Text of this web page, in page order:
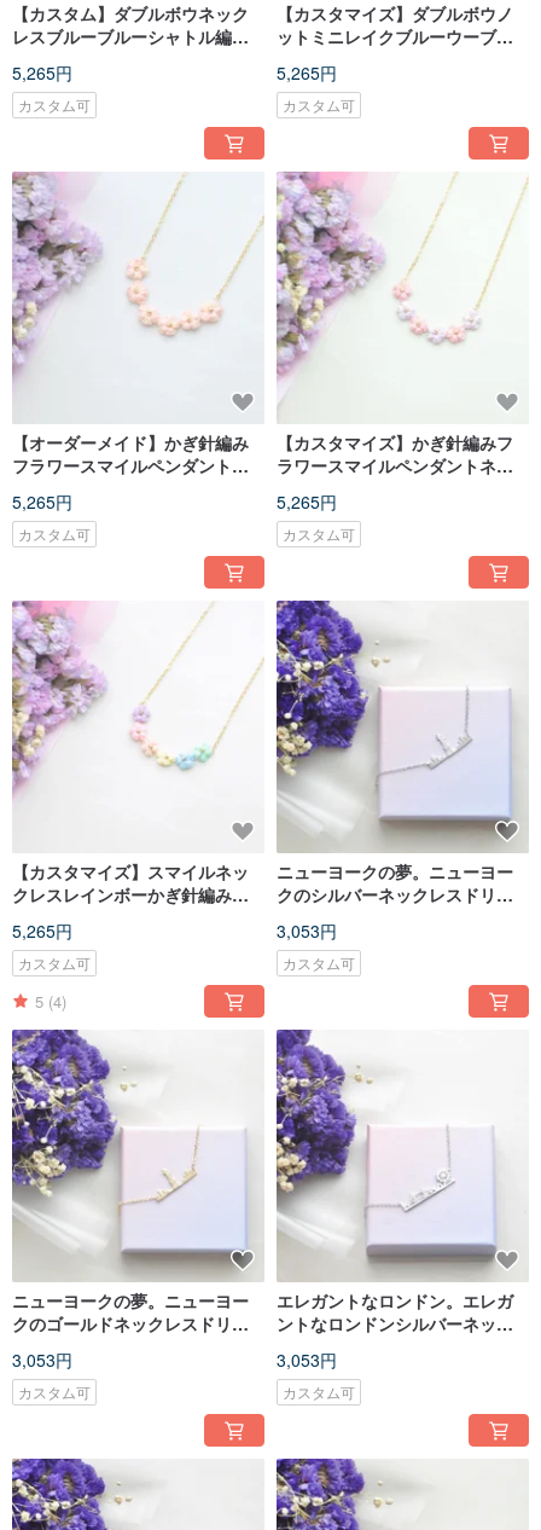
【カスタム】ダブルボウネック
レスブルーブルーシャトル編み
5,265円
カスタム可
【カスタマイズ】ダブルボウノ
ットミニレイクブルーウーブン
クレス
5,265円
カスタム可
【オーダーメイド】かぎ針編み
フラワースマイルペンダントネ
5,265円
カスタム可
【カスタマイズ】かぎ針編みフ
ラワースマイルペンダントネッ
5,265円
カスタム可
【カスタマイズ】スマイルネッ
クレスレインボーかぎ針編みフ
クレス
5,265円
カスタム可
5 (4)
ニューヨークの夢。ニューヨー
クのシルバーネックレスドリー
3,053円
カスタム可
ニューヨークの夢。ニューヨー
クのゴールドネックレスドリー
3,053円
カスタム可
エレガントなロンドン。エレガ
ントなロンドンシルバーネック
3,053円
カスタム可